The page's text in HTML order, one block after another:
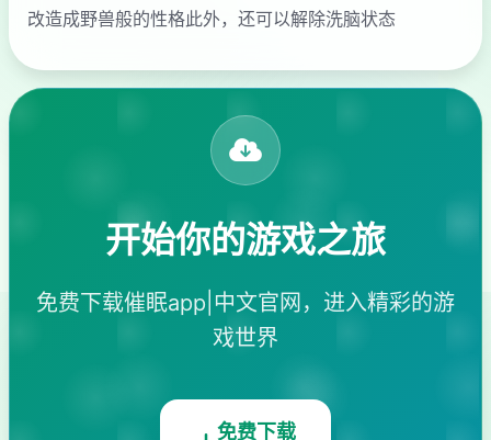
改造成野兽般的性格此外，还可以解除洗脑状态
开始你的游戏之旅
免费下载催眠app|中文官网，进入精彩的游
戏世界
免费下载